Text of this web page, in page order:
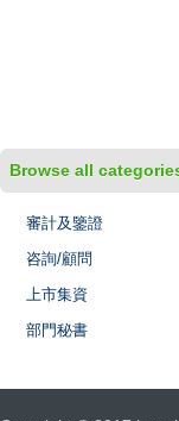
Browse all
審計及鑒證
咨詢/顧問
上市集資
部門秘書